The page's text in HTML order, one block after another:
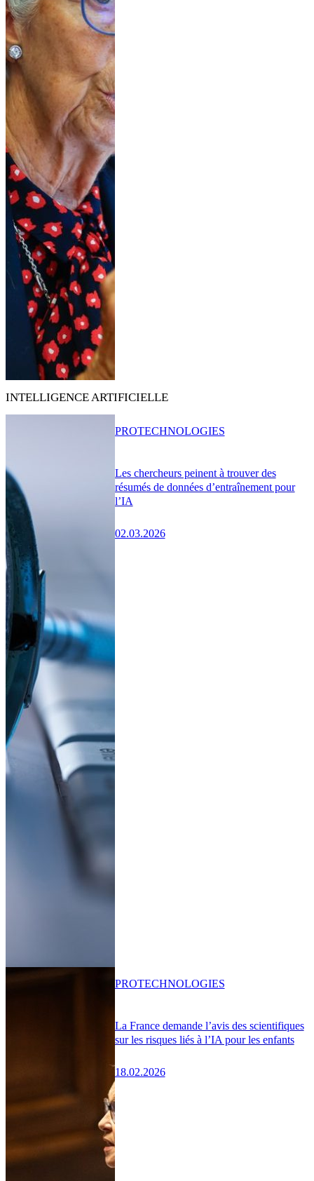
INTELLIGENCE ARTIFICIELLE
Les chercheurs peinent à trouver des
résumés de données d’entraînement pour
l’IA
02.03.2026
PROTECHNOLOGIES
La France demande l’avis des scientifiques
sur les risques liés à l’IA pour les enfants
18.02.2026
PROTECHNOLOGIES